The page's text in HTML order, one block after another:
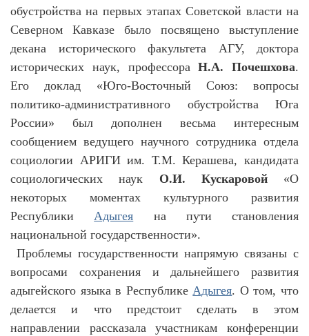
обустройства на первых этапах Советской власти на
Северном Кавказе было посвящено выступление
декана исторического факультета АГУ, доктора
исторических наук, профессораН.А. Почешхова.
Его доклад «Юго-Восточный Союз: вопросы
политико-административного обустройства Юга
России» был дополнен весьма интересным
сообщением ведущего научного сотрудника отдела
социологии АРИГИ им. Т.М. Керашева, кандидата
социологических наук О.И. Кускаровой «О
некоторых моментах культурного развития
РеспубликиАдыгея на пути становления
национальной государственности».
Проблемы государственности напрямую связаны с
вопросами сохранения и дальнейшего развития
адыгейского языка в РеспубликеАдыгея. О том, что
делается и что предстоит сделать в этом
направлении рассказала участникам конференции